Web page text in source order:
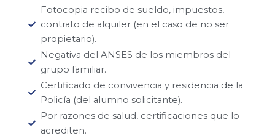
Fotocopia recibo de sueldo, impuestos,
contrato de alquiler (en el caso de no ser
propietario).
Negativa del ANSES de los miembros del
grupo familiar.
Certificado de convivencia y residencia de la
Policía (del alumno solicitante).
Por razones de salud, certificaciones que lo
acrediten.